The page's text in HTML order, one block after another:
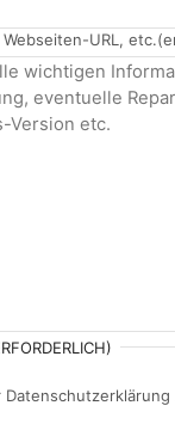
URL, etc.
Datenschutzerklärung